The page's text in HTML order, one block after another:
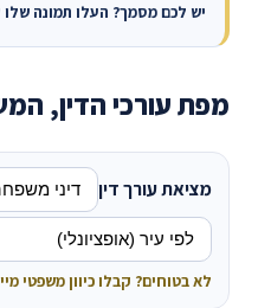
יש לכם מסמך? העלו תמונה
מפת עורכי הדין,
מציאת עורך דין
לא בטוחים? קבלו כיוון משפטי